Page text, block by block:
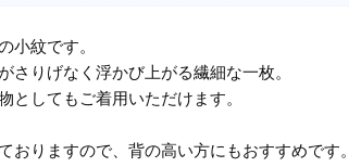
小紋です。
さりげなく浮かび上がる繊細な一枚。
としてもご着用いただけます。
おりますので、背の高い方にもおすすめです。